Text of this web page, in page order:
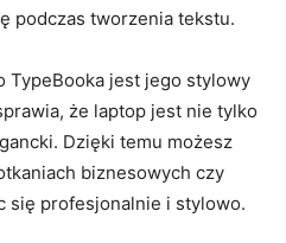
‍podczas tworzenia tekstu.
TypeBooka jest⁣ jego ‍stylowy
że laptop jest nie tylko
Dzięki ⁣temu możesz
biznesowych ​czy
się profesjonalnie i stylowo.